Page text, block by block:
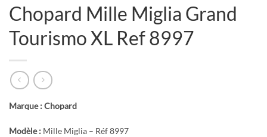
Chopard Mille Miglia Grand
Tourismo XL Ref 8997
Marque : Chopard
Modèle : Mille Miglia – Réf 8997